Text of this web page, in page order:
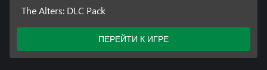
The Alters: DLC Pack
ПЕРЕЙТИ К ИГРЕ